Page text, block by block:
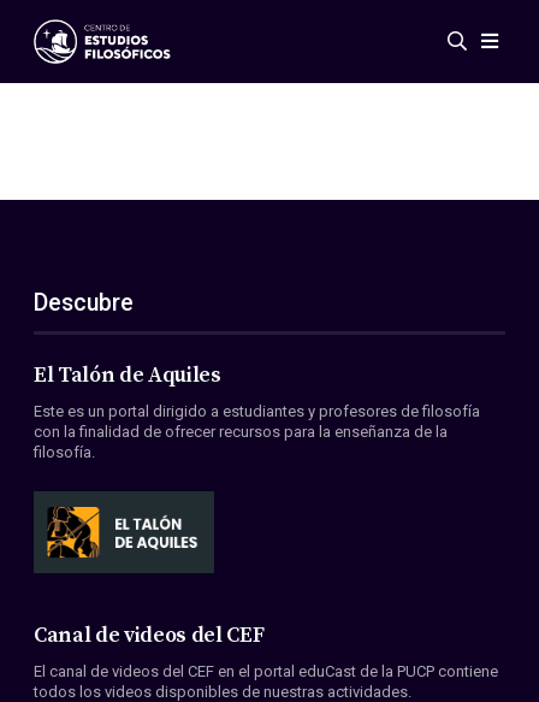
Eventos
ES
EN
Acerca de nosotros
Miembros
Convenios
Descubre
El Talón de Aquiles
Este es un portal dirigido a estudiantes y profesores de filosofía
con la finalidad de ofrecer recursos para la enseñanza de la
filosofía.
Canal de videos del CEF
El canal de videos del CEF en el portal eduCast de la PUCP contiene
todos los videos disponibles de nuestras actividades.